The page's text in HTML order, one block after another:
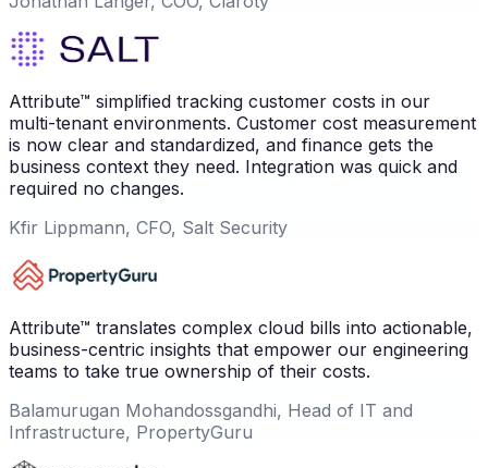
Attribute™ simplified tracking customer costs in our
multi-tenant environments. Customer cost measurement
is now clear and standardized, and finance gets the
business context they need. Integration was quick and
required no changes.
Kfir Lippmann, CFO, Salt Security
Attribute™ translates complex cloud bills into actionable,
business-centric insights that empower our engineering
teams to take true ownership of their costs.
Balamurugan Mohandossgandhi, Head of IT and
Infrastructure, PropertyGuru